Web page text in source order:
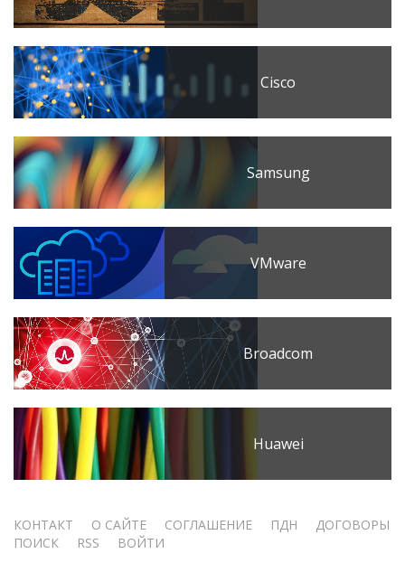
Cisco
Samsung
VMware
Broadcom
Huawei
Меню
КОНТАКТ О САЙТЕ СОГЛАШЕНИЕ ПДН
ДОГОВОРЫ
ПОИСК
RSS ВОЙТИ